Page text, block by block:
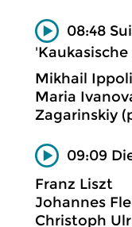
08:48
Mikhail
Maria
Zagarinskiy
09:09
Franz Liszt
Johannes
Christoph